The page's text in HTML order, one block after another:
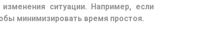
ситуации. Например, если
минимизировать время простоя.